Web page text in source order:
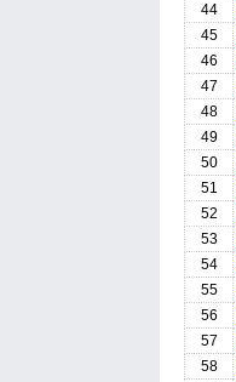
44
45
46
47
48
49
50
51
52
53
54
55
56
57
58